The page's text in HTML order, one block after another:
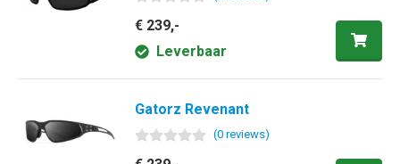
€ 239,-
Leverbaar
Gatorz Revenant
(0reviews)